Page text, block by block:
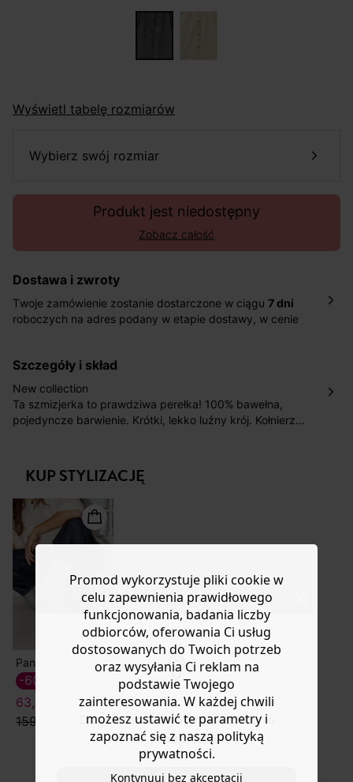
Do you want to be redirected to
www.promod.com ?
Wyświetl tabelę rozmiarów
wybierz swój rozmiar
Produkt jest niedostępny
Zobacz całość
Dostawa i zwroty
Twoje zamówienie zostanie dostarczone w ciągu 7 dni
roboczych na adres podany w etapie dostawy, w cenie
pośrednictwem DHL Express.
Nowość: Zamówienia dostarczamy w ciągu 4-6 dni
roboczych do wybranego przez Ciebie paczkomatu , a
koszt przesyłki wynosi 9,40 zł.
Pomoc
szczegóły i skład
New collection
Ta szmizjerka to prawdziwa perełka! 100% bawełna,
pojedyncze barwienie. Krótki, lekko luźny krój. Kołnierzyk
Wykończona haftem i falbanką. Zawiera bawełnę
pochodzącą z upraw ekologicznych, uprawianą bez
pestycydów, nawozów chemicznych i GMO.
KUP STYLIZACJĘ
Panterkowe tenisówki
63,50 ZŁ
159,90 zł
-60%
Promod wykorzystuje pliki cookie w
celu zapewnienia prawidłowego
funkcjonowania, badania liczby
odbiorców, oferowania Ci usług
dostosowanych do Twoich potrzeb
oraz wysyłania Ci reklam na
podstawie Twojego
zainteresowania. W każdej chwili
możesz ustawić te parametry i
zapoznać się z naszą polityką
prywatności.
Kontynuuj bez akceptacji